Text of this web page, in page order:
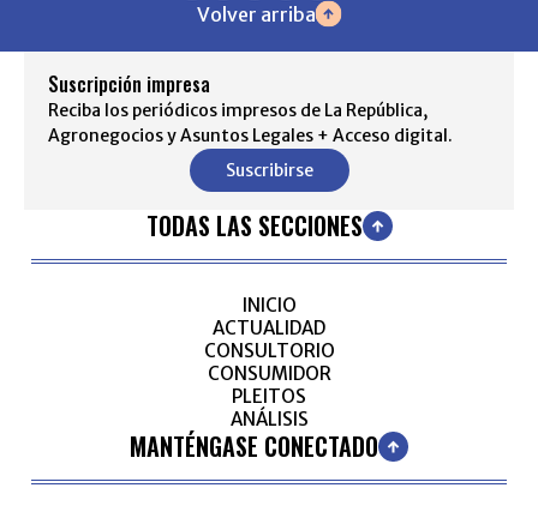
Volver arriba
Suscripción impresa
Reciba los periódicos impresos de La República,
Agronegocios y Asuntos Legales + Acceso digital.
Suscribirse
TODAS LAS SECCIONES
INICIO
ACTUALIDAD
CONSULTORIO
CONSUMIDOR
PLEITOS
ANÁLISIS
MANTÉNGASE CONECTADO